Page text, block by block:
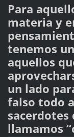
Para
materia y
tenemos
aquellos
un lado
falso todo
sacerdotes
llamamos